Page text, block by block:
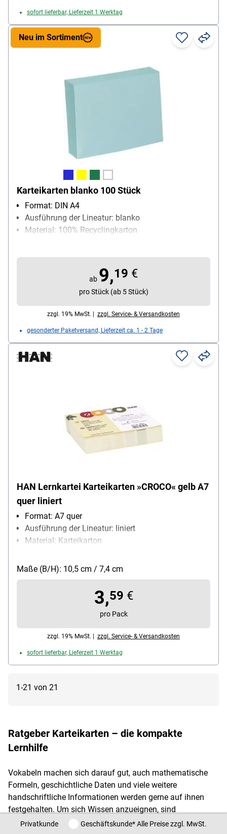
sofort lieferbar, Lieferzeit 1 Werktag
Karteikarten blanko 100 Stück
Format: DIN A4
Ausführung der Lineatur: blanko
Material: 100% Recyclingkarton
Neu im Sortiment
ab 9,19 €
pro Stück (ab 5 Stück)
zzgl. 19% MwSt. | zzgl. Service- & Versandkosten
gesonderter Paketversand, Lieferzeit ca. 1 - 2 Tage
HAN Lernkartei Karteikarten »CROCO« gelb A7
quer liniert
Format: A7 quer
Ausführung der Lineatur: liniert
Material: Karteikarton
Packungsmenge: 100 Stück
Maße (B/H): 10,5 cm / 7,4 cm
3,59 €
pro Pack
zzgl. 19% MwSt. | zzgl. Service- & Versandkosten
sofort lieferbar, Lieferzeit 1 Werktag
1-21 von 21
Ratgeber Karteikarten – die kompakte
Lernhilfe
Vokabeln machen sich darauf gut, auch mathematische
Formeln, geschichtliche Daten und viele weitere
handschriftliche Informationen werden gerne auf ihnen
festgehalten. Um sich Wissen anzueignen, sind
Karteikarten ein wichtiges und praktisches Lernmedium,
PrivatkundePrivatkunde / Geschäftskunde
Geschäftskunde* Alle Preise zzgl. MwSt.